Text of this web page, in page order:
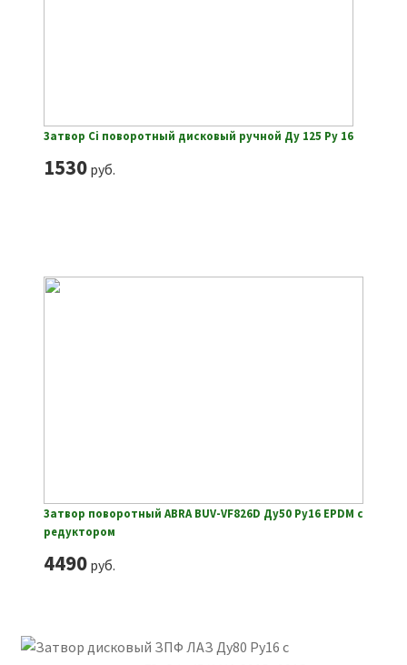
Затвор Ci поворотный дисковый ручной Ду 125 Ру 16
1530руб.
Затвор поворотный ABRA BUV-VF826D Ду50 Ру16 EPDM с
редуктором
4490руб.